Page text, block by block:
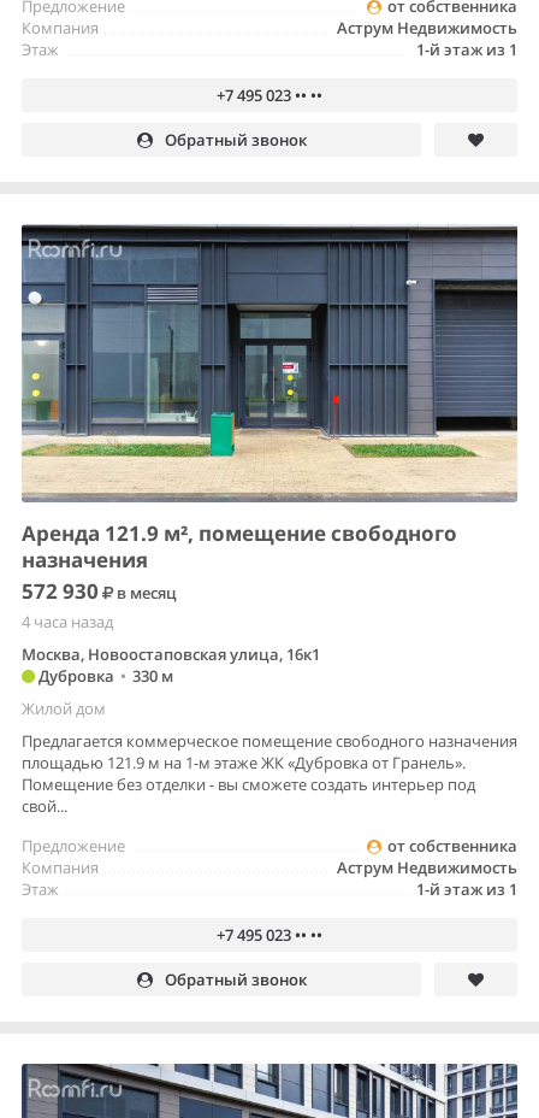
от собственника
Предложение
Аструм Недвижимость
Компания
1-й этаж из 1
Этаж
+7 495 023 •• ••
Обратный звонок
Аренда 121.9 м², помещение свободного
назначения
572 930
в месяц
4 часа назад
Москва, Новоостаповская улица, 16к1
Дубровка • 330 м
Жилой дом
Предлагается коммерческое помещение свободного назначения
площадью 121.9 м на 1-м этаже ЖК «Дубровка от Гранель».
Помещение без отделки - вы сможете создать интерьер под
свой...
от собственника
Предложение
Аструм Недвижимость
Компания
1-й этаж из 1
Этаж
+7 495 023 •• ••
Обратный звонок